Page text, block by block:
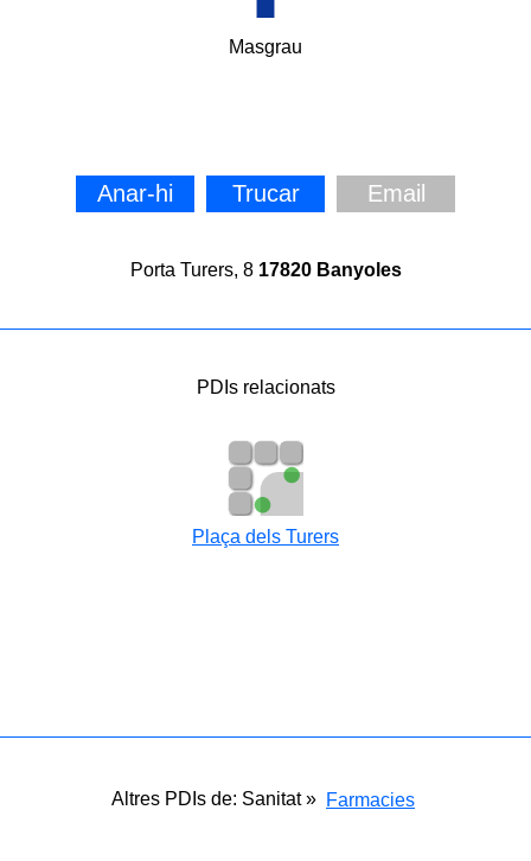
Masgrau
Anar-hi Trucar Email
Porta Turers, 8 17820 Banyoles
PDIs relacionats
Plaça dels Turers
Altres PDIs de: Sanitat » Farmacies